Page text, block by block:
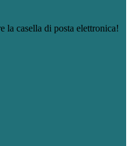
la casella di posta elettronica!